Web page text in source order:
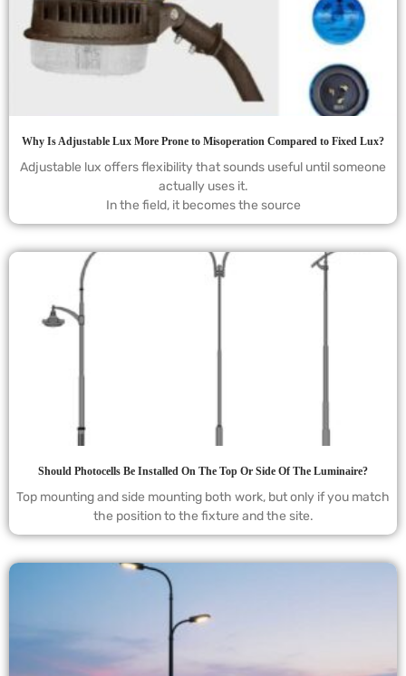
Why Is Adjustable Lux More Prone to Misoperation Compared to Fixed Lux?
Adjustable lux offers flexibility that sounds useful until someone
actually uses it.
In the field, it becomes the source
Should Photocells Be Installed On The Top Or Side Of The Luminaire?
Top mounting and side mounting both work, but only if you match
the position to the fixture and the site.